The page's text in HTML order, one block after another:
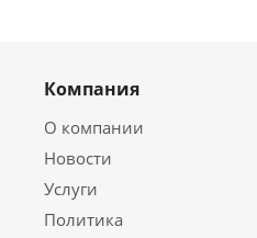
Компания
О компании
Новости
Услуги
Политика